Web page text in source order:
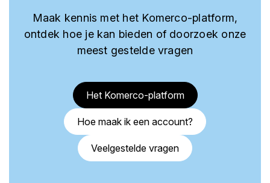
Maak kennis met het Komerco-platform,
ontdek hoe je kan bieden of doorzoek onze
meest gestelde vragen
Het Komerco-platform
Hoe maak ik een account?
Veelgestelde vragen